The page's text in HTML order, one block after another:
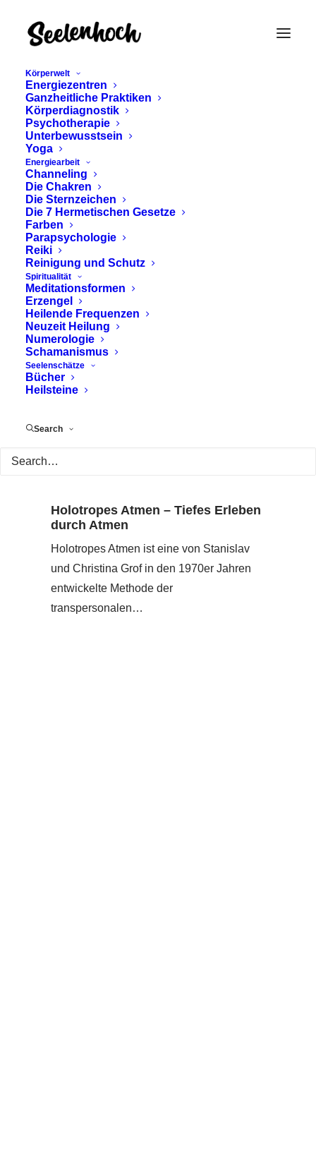
Körperwelt
Energiezentren
Ganzheitliche Praktiken
Körperdiagnostik
Psychotherapie
Unterbewusstsein
Yoga
Energiearbeit
Channeling
Die Chakren
Die Sternzeichen
Die 7 Hermetischen Gesetze
Farben
Parapsychologie
Reiki
Reinigung und Schutz
Spiritualität
Meditationsformen
Erzengel
Heilende Frequenzen
Neuzeit Heilung
Numerologie
Schamanismus
Seelenschätze
Bücher
Heilsteine
Search
therapeutisches
Potenzial
Holotropes Atmen – Tiefes Erleben
durch Atmen
Holotropes Atmen ist eine von Stanislav
und Christina Grof in den 1970er Jahren
entwickelte Methode der
transpersonalen…